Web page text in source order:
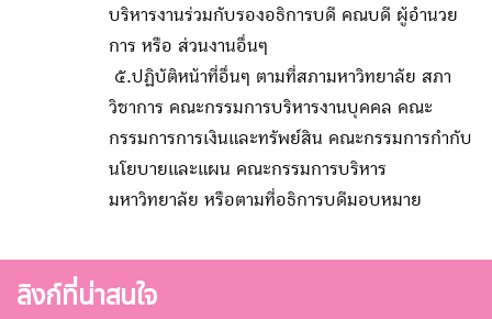
บริหารงานร่วมกับรองอธิการบดี คณบดี ผู้อำนวย
การ หรือ ส่วนงานอื่นๆ
๕.ปฏิบัติหน้าที่อื่นๆ ตามที่สภามหาวิทยาลัย สภา
วิชาการ คณะกรรมการบริหารงานบุคคล คณะ
กรรมการการเงินและทรัพย์สิน คณะกรรมการกำกับ
นโยบายและแผน คณะกรรมการบริหาร
มหาวิทยาลัย หรือตามที่อธิการบดีมอบหมาย
ลิงก์ที่น่าสนใจ